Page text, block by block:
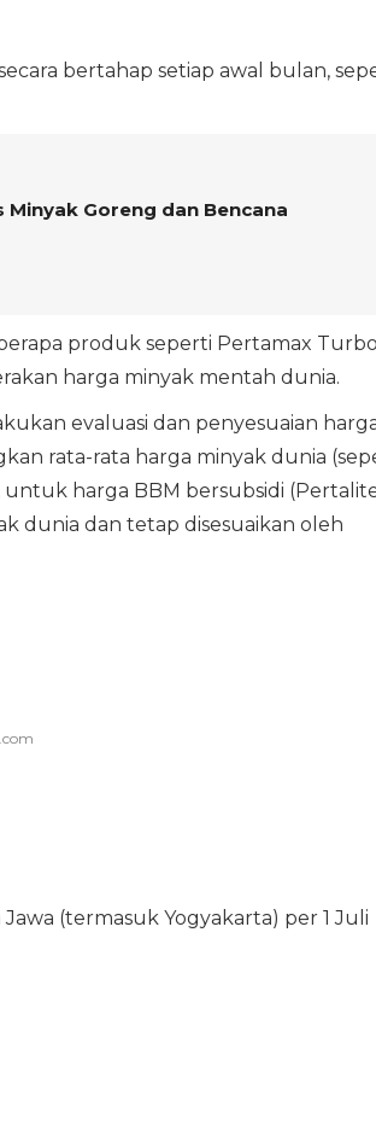
bertahap setiap awal bulan,
Minyak Goreng dan Bencana
produk seperti Pertamax
harga minyak mentah dunia.
evaluasi dan penyesuaian
rata-rata harga minyak dunia
harga BBM bersubsidi
dunia dan tetap disesuaikan oleh
(termasuk Yogyakarta) per 1 Juli